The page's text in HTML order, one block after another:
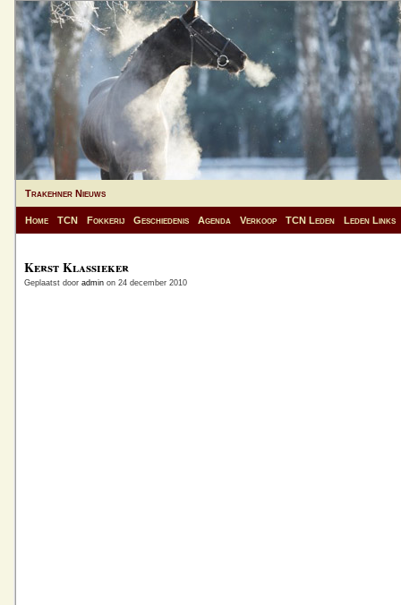
Trakehner Nieuws
Home TCN Fokkerij Geschiedenis Agenda Verkoop TCN Leden Leden Links
Kerst Klassieker
Geplaatst door admin on 24 december 2010